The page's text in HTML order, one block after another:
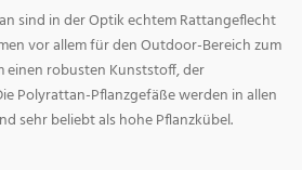
sind in der Optik echtem Rattangeflecht
vor allem für den Outdoor-Bereich zum
einen robusten Kunststoff, der
Polyrattan-Pflanzgefäße werden in allen
sehr beliebt als hohe Pflanzkübel.